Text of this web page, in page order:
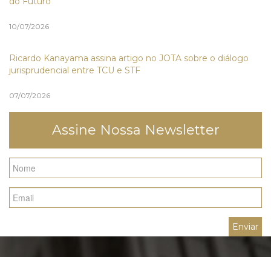
10/07/2026
Ricardo Kanayama assina artigo no JOTA sobre o diálogo
jurisprudencial entre TCU e STF
07/07/2026
Assine Nossa Newsletter